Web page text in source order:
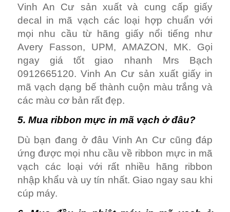
Vinh An Cư sản xuất và cung cấp giấy
decal in mã vạch các loại hợp chuẩn với
mọi nhu cầu từ hãng giấy nổi tiếng như
Avery Fasson, UPM, AMAZON, MK. Gọi
ngay giá tốt giao nhanh Mrs Bạch
0912665120. Vinh An Cư sản xuất giấy in
mã vạch dạng bế thành cuộn màu trắng và
các màu cơ bản rất đẹp.
5. Mua ribbon mực in mã vạch ở đâu?
Dù bạn đang ở đâu Vinh An Cư cũng đáp
ứng được mọi nhu cầu về ribbon mực in mã
vạch các loại với rất nhiều hãng ribbon
nhập khẩu và uy tín nhất. Giao ngay sau khi
cúp máy.